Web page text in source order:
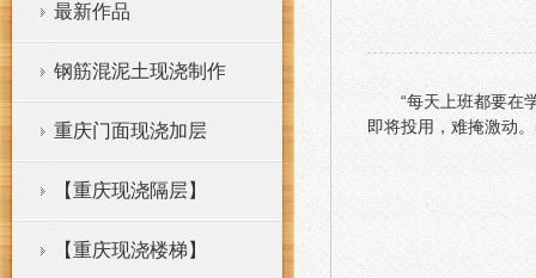
最新作品
钢筋混泥土现浇制作
重庆门面现浇加层
【重庆现浇隔层】
【重庆现浇楼梯】
“每天上班都要在
即将投用，难掩激动